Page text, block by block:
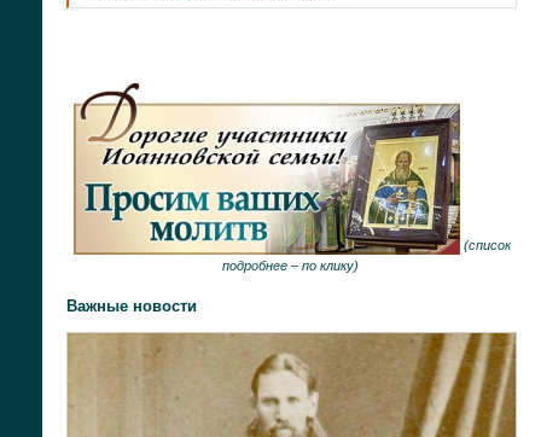
(список
подробнее – по клику)
Важные новости